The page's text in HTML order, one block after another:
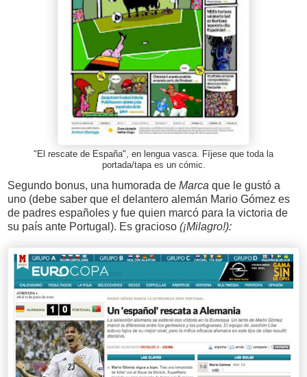
"El rescate de España", en lengua vasca. Fíjese que toda la
portada/tapa es un cómic.
Segundo bonus, una humorada de Marca que le gustó a
uno (debe saber que el delantero alemán Mario Gómez es
de padres españoles y fue quien marcó para la victoria de
su país ante Portugal). Es gracioso (¡Milagro!):